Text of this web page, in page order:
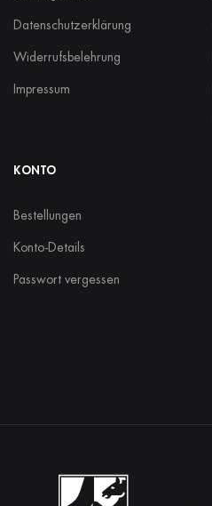
Datenschutzerklärung
Widerrufsbelehrung
Impressum
KONTO
Bestellungen
Konto-Details
Passwort vergessen